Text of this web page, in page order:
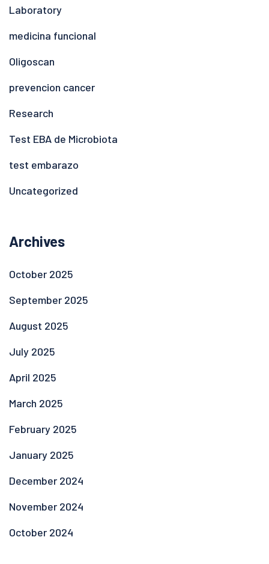
Laboratory
medicina funcional
Oligoscan
prevencion cancer
Research
Test EBA de Microbiota
test embarazo
Uncategorized
Archives
October 2025
September 2025
August 2025
July 2025
April 2025
March 2025
February 2025
January 2025
December 2024
November 2024
October 2024